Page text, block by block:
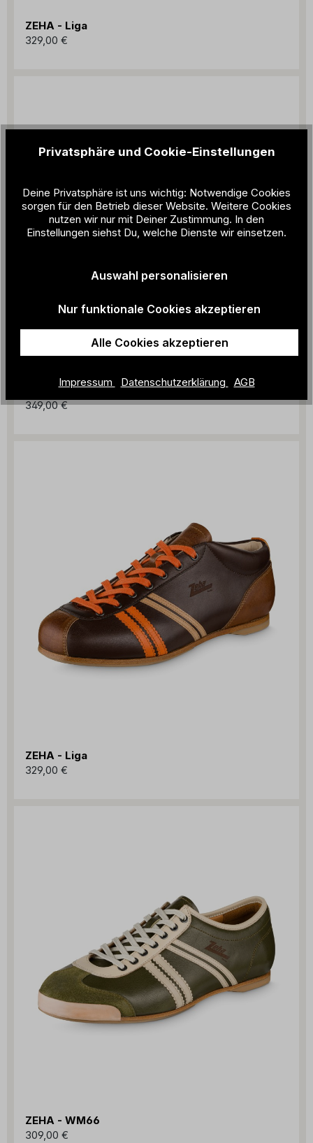
ZEHA - Liga
329,00 €
ZEHA - Derby
349,00 €
ZEHA - Liga
329,00 €
ZEHA - WM66
309,00 €
Privatsphäre und Cookie-Einstellungen
Deine Privatsphäre ist uns wichtig: Notwendige Cookies
sorgen für den Betrieb dieser Website. Weitere Cookies
nutzen wir nur mit Deiner Zustimmung. In den
Einstellungen siehst Du, welche Dienste wir einsetzen.
Auswahl personalisieren
Nur funktionale Cookies akzeptieren
Alle Cookies akzeptieren
Impressum Datenschutzerklärung AGB